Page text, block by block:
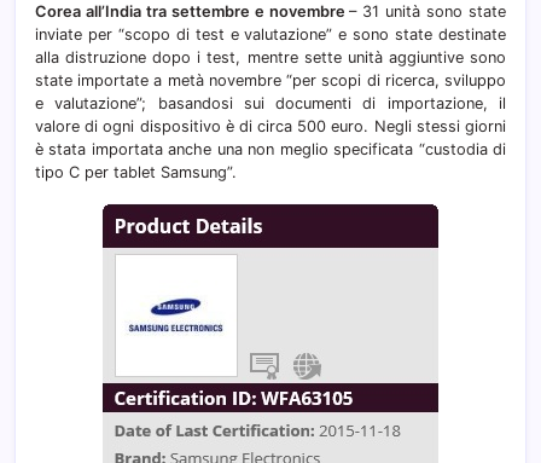
Corea all’India tra settembre e novembre– 31 unità sono state
inviate per “scopo di test e valutazione” e sono state destinate
alla distruzione dopo i test, mentre sette unità aggiuntive sono
state importate a metà novembre “per scopi di ricerca, sviluppo
e valutazione”; basandosi sui documenti di importazione, il
valore di ogni dispositivo è di circa 500 euro. Negli stessi giorni
è stata importata anche una non meglio specificata “custodia di
tipo C per tablet Samsung”.